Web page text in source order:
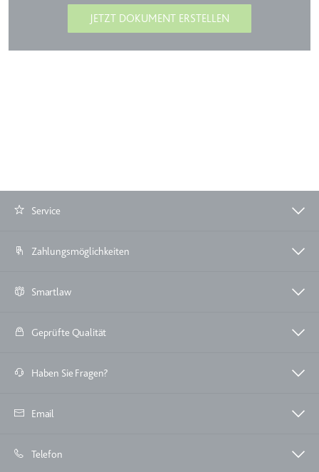
JETZT DOKUMENT ERSTELLEN
Service
Zahlungsmöglichkeiten
Smartlaw
Geprüfte Qualität
Haben Sie Fragen?
Email
Telefon